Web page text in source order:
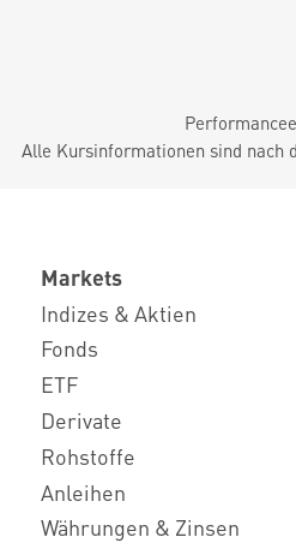
Alle Kursinformationen sind nach
Markets
Indizes & Aktien
Fonds
ETF
Derivate
Rohstoffe
Anleihen
Währungen & Zinsen